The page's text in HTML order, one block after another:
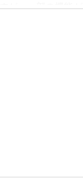
が、一部の機能
施設・店
プライバ